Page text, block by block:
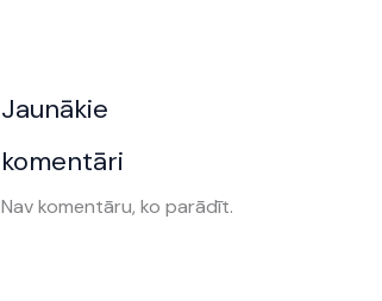
Jaunākie
komentāri
Nav komentāru, ko parādīt.